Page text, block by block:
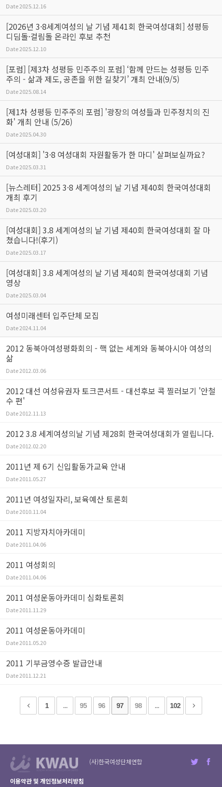
Date2025.12.16
[2026년 3·8세계여성의 날 기념 제41회 한국여성대회] 성평등
디딤돌·걸림돌 온라인 후보 추천
Date2025.12.10
[포럼] [제3차 성평등 민주주의 포럼] ‘함께 만드는 성평등 민주
주의 - 삶과 제도, 공존을 위한 길찾기’ 개최 안내(9/5)
Date2025.08.14
[제1차 성평등 민주주의 포럼] '광장의 여성들과 민주정치의 진
화' 개최 안내 (5/26)
Date2025.04.30
[여성대회] '3·8 여성대회 자원활동가 한 마디' 살펴보실까요?
Date2025.03.31
[뉴스레터] 2025 3·8 세계여성의 날 기념 제40회 한국여성대회
개최 후기
Date2025.03.20
[여성대회] 3.8 세계여성의 날 기념 제40회 한국여성대회 잘 마
쳤습니다!(후기)
Date2025.03.17
[여성대회] 3.8 세계여성의 날 기념 제40회 한국여성대회 기념
영상
Date2025.03.04
여성미래센터 입주단체 모집
Date2024.11.04
2012 동북아여성평화회의 - 핵 없는 세계와 동북아시아 여성의
삶
Date2012.03.06
2012 대선 여성유권자 토크콘서트 - 대선후보 콕 찔러보기 '안철
수 편'
Date2012.11.13
2012 3.8 세계여성의날 기념 제28회 한국여성대회가 열립니다.
Date2012.02.20
2011년 제 6기 신입활동가교육 안내
Date2011.05.27
2011년 여성일자리, 보육예산 토론회
Date2010.11.04
2011 지방자치아카데미
Date2011.04.06
2011 여성회의
Date2011.04.06
2011 여성운동아카데미 심화토론회
Date2011.11.29
2011 여성운동아카데미
Date2011.05.20
2011 기부금영수증 발급안내
Date2011.12.21
1 ... 95 96 97 98 ... 102
(사)한국여성단체연합
이용약관 및 개인정보처리방침